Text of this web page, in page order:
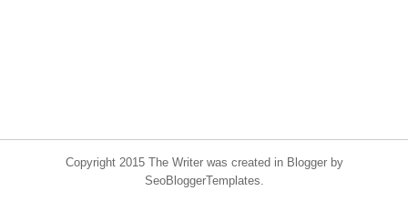
Copyright 2015 The Writer was created in Blogger by
SeoBloggerTemplates.